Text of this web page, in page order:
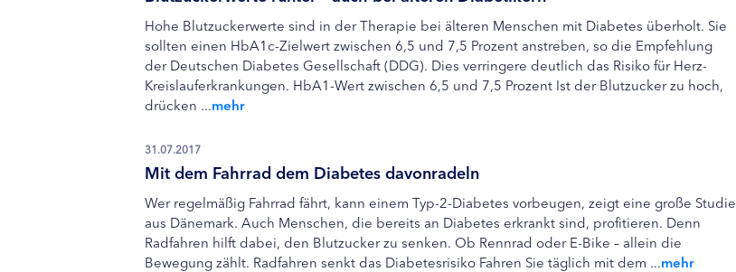
Hohe Blutzuckerwerte sind in der Therapie bei älteren Menschen mit Diabetes überholt. Sie
sollten einen HbA1c-Zielwert zwischen 6,5 und 7,5 Prozent anstreben, so die Empfehlung
der Deutschen Diabetes Gesellschaft (DDG). Dies verringere deutlich das Risiko für Herz-
Kreislauferkrankungen. HbA1-Wert zwischen 6,5 und 7,5 Prozent Ist der Blutzucker zu hoch,
drücken ...mehr
31.07.2017
Mit dem Fahrrad dem Diabetes davonradeln
Wer regelmäßig Fahrrad fährt, kann einem Typ-2-Diabetes vorbeugen, zeigt eine große Studie
aus Dänemark. Auch Menschen, die bereits an Diabetes erkrankt sind, profitieren. Denn
Radfahren hilft dabei, den Blutzucker zu senken. Ob Rennrad oder E-Bike – allein die
Bewegung zählt. Radfahren senkt das Diabetesrisiko Fahren Sie täglich mit dem ...mehr